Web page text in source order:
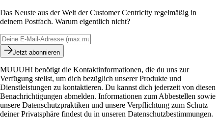
Das Neuste aus der Welt der Customer Centricity regelmäßig in
deinem Postfach. Warum eigentlich nicht?
Jetzt abonnieren
MUUUH! benötigt die Kontaktinformationen, die du uns zur
Verfügung stellst, um dich bezüglich unserer Produkte und
Dienstleistungen zu kontaktieren. Du kannst dich jederzeit von diesen
Benachrichtigungen abmelden. Informationen zum Abbestellen sowie
unsere Datenschutzpraktiken und unsere Verpflichtung zum Schutz
deiner Privatsphäre findest du in unseren Datenschutzbestimmungen.